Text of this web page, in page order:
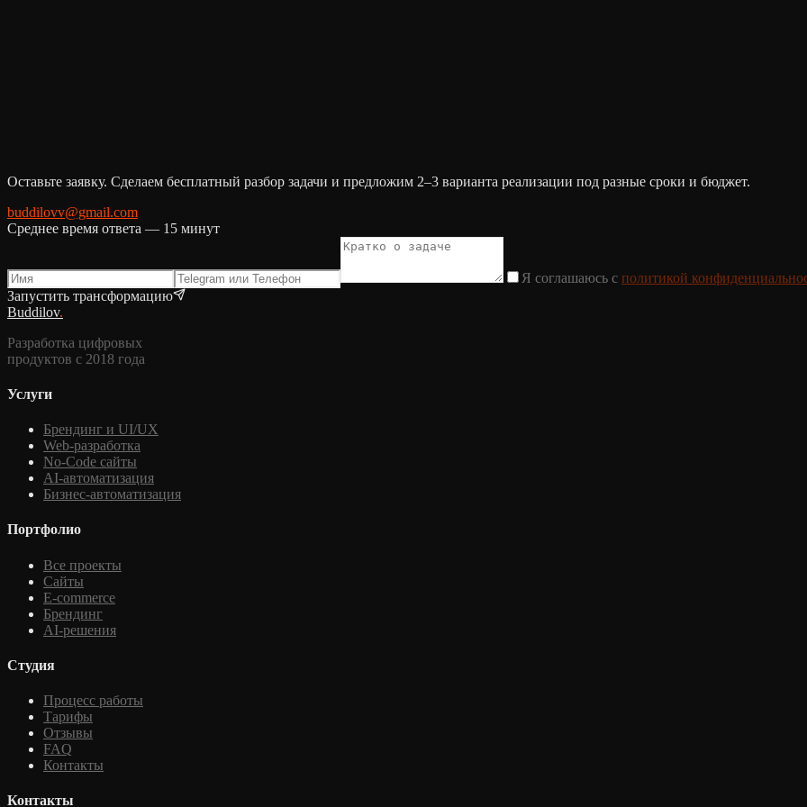
Оставьте заявку. Сделаем бесплатный разбор задачи и предложим 2–3 варианта реализации под разные сроки и бюджет.
buddilovv@gmail.com
Среднее время ответа — 15 минут
Я соглашаюсь с политикой
Запустить трансформацию
Buddilov.
Разработка цифровых
продуктов с 2018 года
Услуги
Брендинг и UI/UX
Web-разработка
No-Code сайты
AI-автоматизация
Бизнес-автоматизация
Портфолио
Все проекты
Сайты
E-commerce
Брендинг
AI-решения
Студия
Процесс работы
Тарифы
Отзывы
FAQ
Контакты
Контакты